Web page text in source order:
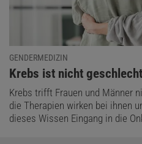
GENDERMEDIZIN
:
Krebs ist nicht
Krebs trifft Frauen und Männer
die Therapien wirken bei ihnen
dieses Wissen Eingang in die